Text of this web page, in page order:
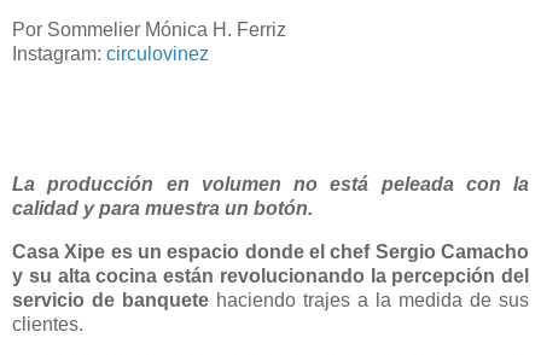
Por Sommelier Mónica H. Ferriz
Instagram: circulovinez
La producción en volumen no está peleada con la
calidad y para muestra un botón.
Casa Xipe es un espacio donde el chef Sergio Camacho
y su alta cocina están revolucionando la percepción del
servicio de banquete haciendo trajes a la medida de sus
clientes.